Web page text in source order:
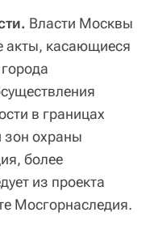
Власти Москвы
акты, касающиеся
в границах
зон охраны
более
из проекта
Мосгорнаследия.